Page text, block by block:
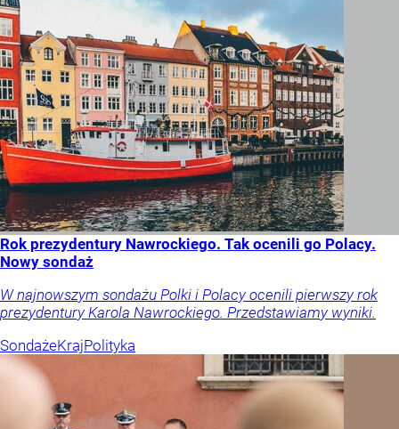
Rok prezydentury Nawrockiego. Tak ocenili go Polacy.
Nowy sondaż
W najnowszym sondażu Polki i Polacy ocenili pierwszy rok
prezydentury Karola Nawrockiego. Przedstawiamy wyniki.
SondażeKrajPolityka